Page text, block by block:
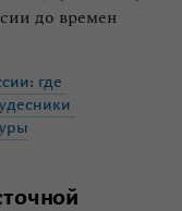
до времен
где